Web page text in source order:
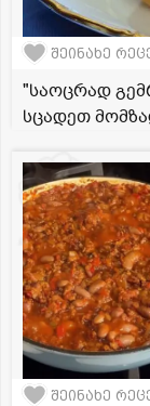
შეინახე
"საოცრად
სცადეთ
შეინახე